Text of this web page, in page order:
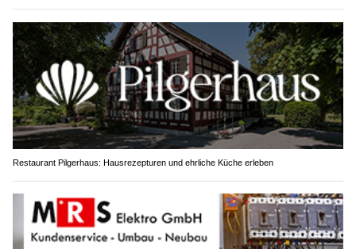
Restaurant Pilgerhaus: Hausrezepturen und ehrliche Küche erleben